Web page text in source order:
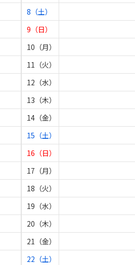
8（土）
9（日）
10（月）
11（火）
12（水）
13（木）
14（金）
15（土）
16（日）
17（月）
18（火）
19（水）
20（木）
21（金）
22（土）